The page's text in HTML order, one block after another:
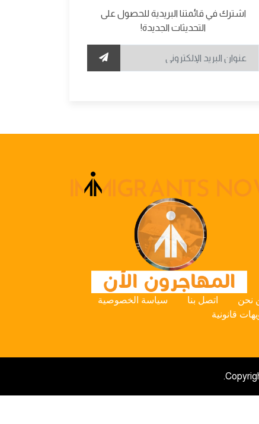
اشترك في قائمتنا البريدية للحصول على
التحديثات الجديدة!
نحن اتصل بنا
سياسة الخصوصية
قانونية